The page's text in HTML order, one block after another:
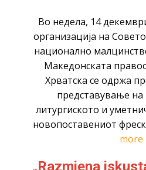
Во недела, 14
организација на
национално
Македонската
Хрватска се одржа
представување
литургиското и
новопоставениот
more
„Razmjena